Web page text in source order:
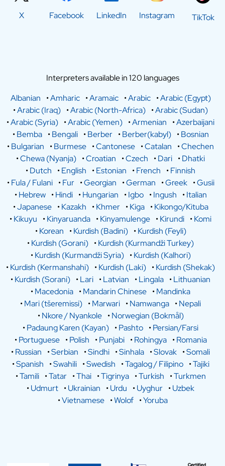
X Facebook LinkedIn Instagram TikTok
Interpreters available in 120 languages
Albanian
•Amharic •Aramaic •Arabic •Arabic (Egypt)
•Arabic (Iraq) •Arabic (North-Africa) •Arabic (Sudan)
•Arabic (Syria) •Arabic (Yemen) •Armenian •Azerbaijani
•Bemba •Bengali •Berber •Berber(kabyl) •Bosnian
•Bulgarian •Burmese •Cantonese •Catalan •Chechen
•Chewa (Nyanja) •Croatian •Czech •Dari •Dhatki
•Dutch •English •Estonian •French •Finnish
•Fula / Fulani •Fur •Georgian •German •Greek •Gusii
•Hebrew •Hindi •Hungarian •Igbo •Ingush •Italian
•Japanese •Kazakh •Khmer •Kiga •Kikongo/Kituba
•Kikuyu •Kinyaruanda •Kinyamulenge •Kirundi •Komi
•Korean •Kurdish (Badini) •Kurdish (Feyli)
•Kurdish (Gorani) •Kurdish (Kurmandži Turkey)
•Kurdish (Kurmandži Syria) •Kurdish (Kalhori)
•Kurdish (Kermanshahi) •Kurdish (Laki) •Kurdish (Shekak)
•Kurdish (Sorani) •Lari •Latvian •Lingala •Lithuanian
•Macedonia •Mandarin Chinese •Mandinka
•Mari (tšeremissi) •Marwari •Namwanga •Nepali
•Nkore / Nyankole •Norwegian (Bokmål)
•Padaung Karen (Kayan) •Pashto •Persian/Farsi
•Portuguese •Polish •Punjabi •Rohingya •Romania
•Russian •Serbian •Sindhi •Sinhala •Slovak •Somali
•Spanish •Swahili •Swedish •Tagalog / Filipino •Tajiki
•Tamili •Tatar •Thai •Tigrinya •Turkish •Turkmen
•Udmurt •Ukrainian •Urdu •Uyghur •Uzbek
•Vietnamese •Wolof •Yoruba